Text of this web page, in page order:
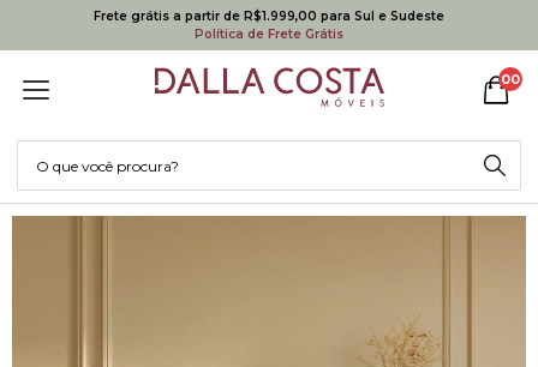
Frete grátis a partir de R$1.999,00 para Sul e Sudeste
Política de Frete Grátis
00